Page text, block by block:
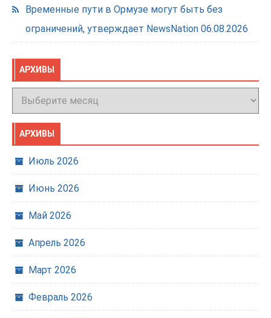
Временные пути в Ормузе могут быть без
ограничений, утверждает NewsNation 06.08.2026
АРХИВЫ
Архивы
АРХИВЫ
Июль 2026
Июнь 2026
Май 2026
Апрель 2026
Март 2026
Февраль 2026